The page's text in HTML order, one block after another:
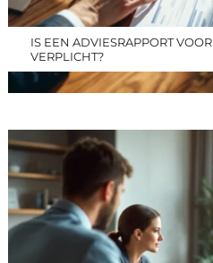
IS EEN ADVIESRAPPORT
VERPLICHT?